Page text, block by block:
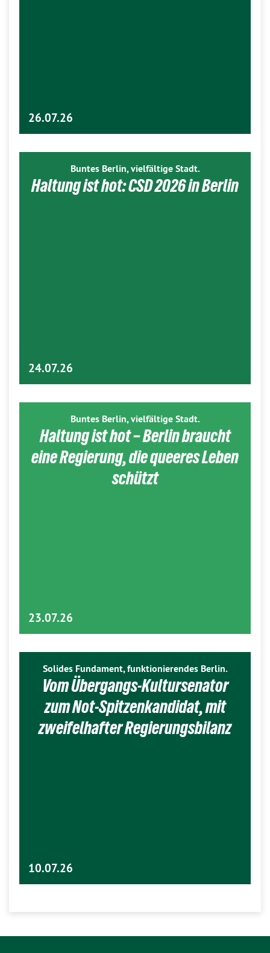
26.07.26
Buntes Berlin, vielfältige Stadt.
Haltung ist hot: CSD 2026 in Berlin
24.07.26
Buntes Berlin, vielfältige Stadt.
Haltung ist hot – Berlin braucht
eine Regierung, die queeres Leben
schützt
23.07.26
Solides Fundament, funktionierendes Berlin.
Vom Übergangs-Kultursenator
zum Not-Spitzenkandidat, mit
zweifelhafter Regierungsbilanz
10.07.26